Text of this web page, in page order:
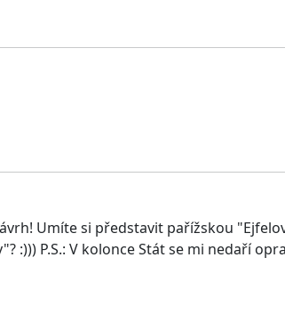
Umíte si představit pařížskou
P.S.: V kolonce Stát se mi nedaří